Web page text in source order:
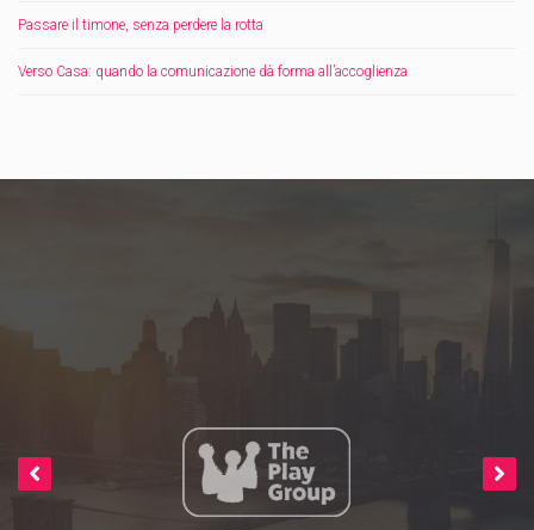
Passare il timone, senza perdere la rotta
Verso Casa: quando la comunicazione dà forma all’accoglienza